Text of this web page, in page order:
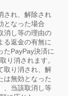
され、解除され
となった場合
消し等の理由の
る返金の有無に
たPayPay決済に
り消されます。
取り消され、解
は無効となった
、当該取消し等